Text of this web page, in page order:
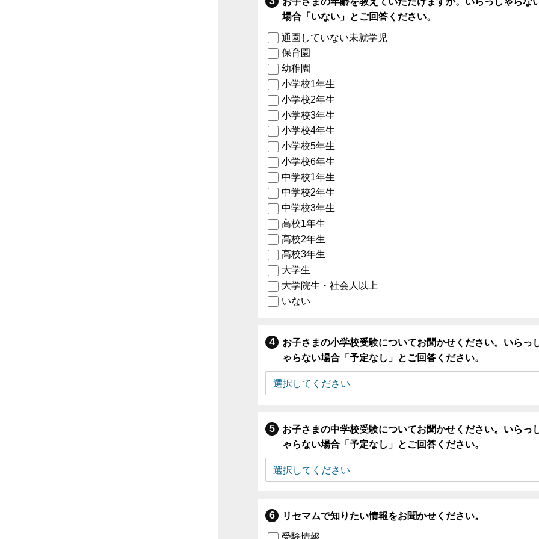
場合「いない」とご回答ください。
通園していない未就学児
保育園
幼稚園
小学校1年生
小学校2年生
小学校3年生
小学校4年生
小学校5年生
小学校6年生
中学校1年生
中学校2年生
中学校3年生
高校1年生
高校2年生
高校3年生
大学生
大学院生・社会人以上
いない
お子さまの小学校受験についてお聞かせください。いらっ
ゃらない場合「予定なし」とご回答ください。
お子さまの中学校受験についてお聞かせください。いらっ
ゃらない場合「予定なし」とご回答ください。
リセマムで知りたい情報をお聞かせください。